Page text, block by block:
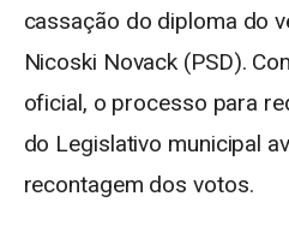
cassação do diploma do
Nicoski Novack (PSD).
oficial, o processo para
do Legislativo municipal
recontagem dos votos.